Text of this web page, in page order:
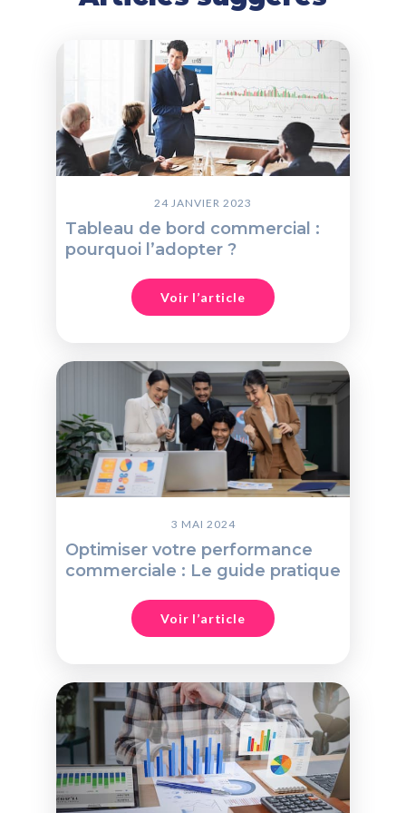
24 JANVIER 2023
Tableau de bord commercial :
pourquoi l’adopter ?
Voir l’article
3 MAI 2024
Optimiser votre performance
commerciale : Le guide pratique
Voir l’article